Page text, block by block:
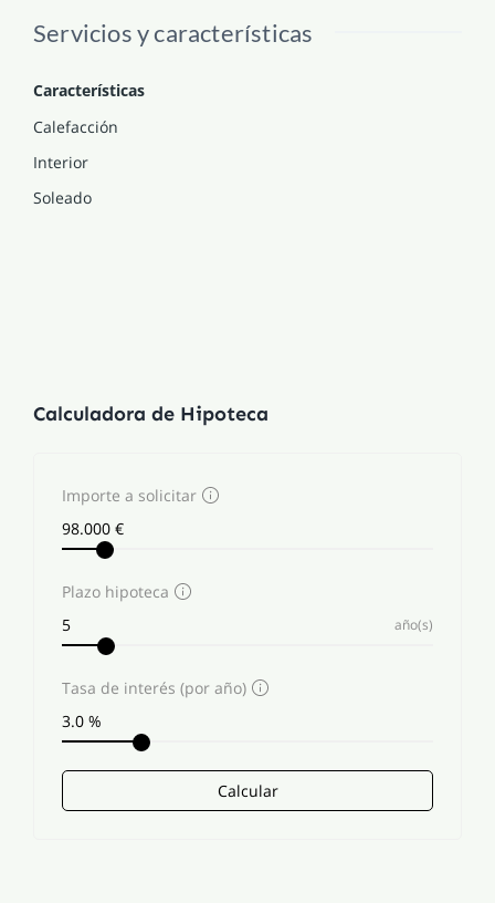
Servicios y características
Características
Calefacción
Interior
Soleado
Calculadora de Hipoteca
Importe a solicitar
Plazo hipoteca
año(s)
Tasa de interés (por año)
Calcular